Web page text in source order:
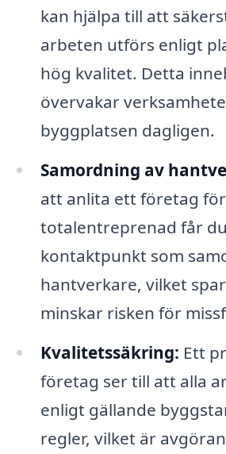
kan hjälpa till att
arbeten utförs enligt
hög kvalitet. Detta
övervakar
byggplatsen dagligen.
Samordning av
att anlita ett företag för
totalentreprenad får
kontaktpunkt som
hantverkare, vilket
minskar risken för
Kvalitetssäkring: Ett
företag ser till att alla
enligt gällande
regler, vilket är